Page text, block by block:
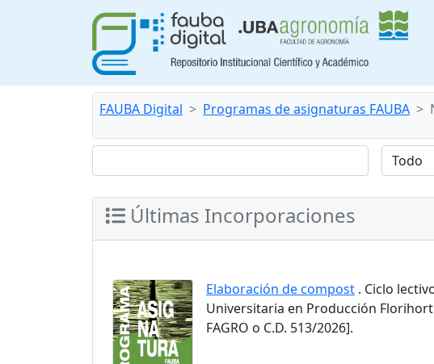
FAUBA Digital Programas de asignaturas FAUBA
Últimas Incorporaciones
Elaboración de compost . Ciclo
Universitaria en Producción
FAGRO o C.D. 513/2026].